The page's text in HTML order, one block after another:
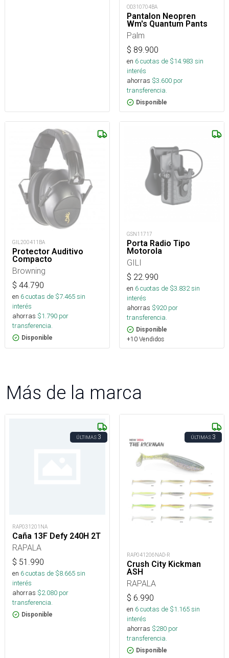
OD310704BA
Pantalon Neopren
Wm's Quantum Pants
Palm
$ 89.900
en 6cuotas de $14.983 sin
interés
ahorras $3.600 por
transferencia.
Disponible
GIL200411BA
Protector Auditivo
Compacto
Browning
$ 44.790
en 6cuotas de $7.465sin
interés
ahorras $1.790 por
transferencia.
Disponible
GSN11717
Porta Radio Tipo
Motorola
GILI
$ 22.990
en 6cuotas de $3.832sin
interés
ahorras $920 por
transferencia.
Disponible
+10 Vendidos
Más de la marca
ÚLTIMAS3
RAP031201NA
Caña 13F Defy 240H 2T
RAPALA
$ 51.990
en 6cuotas de $8.665sin
interés
ahorras $2.080 por
transferencia.
Disponible
ÚLTIMAS3
RAP041206NAD-R
Crush City Kickman
ASH
RAPALA
$ 6.990
en 6cuotas de $1.165sin
interés
ahorras $280 por
transferencia.
Disponible